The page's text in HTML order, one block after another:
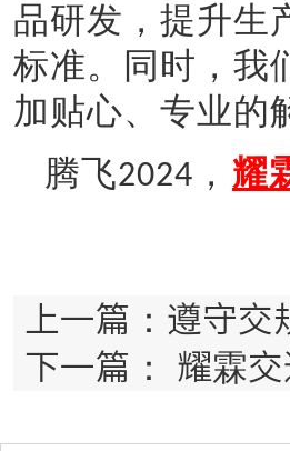
品研发，提升生
标准。同时，我
加贴心、专业的
腾飞2024 ， 耀
上一篇： 遵守交
下一篇： 耀霖